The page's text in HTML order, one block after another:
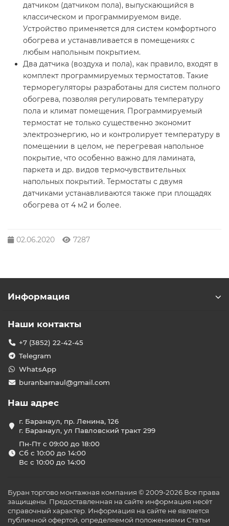
датчиком (датчиком пола), выпускающийся в
классическом и программируемом виде.
Устройство применяется для систем комфортного
обогрева и устанавливается в помещениях с
любым напольным покрытием.
Два датчика (воздуха и пола), как правило, входят в
комплект программируемых термостатов. Такие
терморегуляторы разработаны для систем полного
обогрева, позволяя регулировать температуру
пола и климат помещения. Программируемый
термостат не только существенно экономит
электроэнергию, но и контролирует температуру в
помещении в целом, не перегревая напольное
покрытие, что особенно важно для ламината,
паркета и др. видов термочувствительных
напольных покрытий. Термостаты с двумя
датчиками устанавливаются также при площадях
обогрева от 4 м2 и более.
02.06.2020 7287
Информация
Наши контакты
+7 (3852) 22-42-45
Telegram
WhatsApp
buranbarnaul@gmail.com
Наш адрес
г. Баранаул, пр. Ленина, 126
г. Баранаул, ул Павловский тракт 299
Пн-Пт с 09:00 до 18:00
Сб с 10:00 до 14:00
Вс с 10:00 до 14:00
Буран торгово монтажная компания © 2009-2026 Все права
защищены. Предоставленная на сайте информация несёт
справочный характер. Информация на сайте не является
публичной офертой, определяемой положениями Статьи